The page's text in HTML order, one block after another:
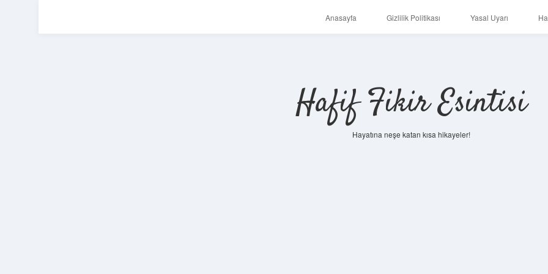
Anasayfa Gizlilik Politikası Yasal Uyarı
Hafif Fikir Esintisi
Hayatına neşe katan kısa hikayeler!